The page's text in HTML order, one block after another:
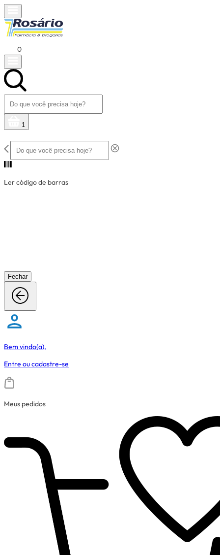
0
1
Ler código de barras
Fechar
Bem vindo(a),
Entre oucadastre-se
Meus pedidos